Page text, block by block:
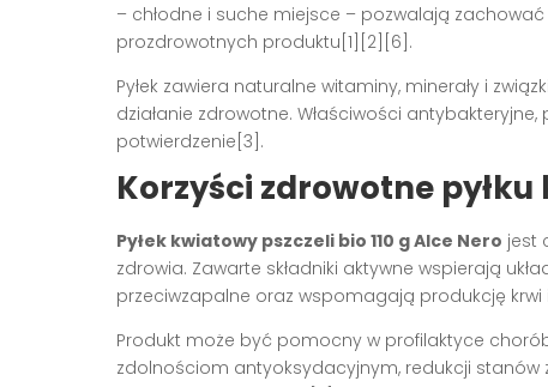
– chłodne i suche miejsce – pozwalają
prozdrowotnych produktu[1][2][6].
Pyłek zawiera naturalne witaminy, minerały i
działanie zdrowotne. Właściwości
potwierdzenie[3].
Korzyści zdrowotne
Pyłek kwiatowy pszczeli bio 110 g Alce Nero jest
zdrowia. Zawarte składniki aktywne wspierają
przeciwzapalne oraz wspomagają produkcję
Produkt może być pomocny w profilaktyce
zdolnościom antyoksydacyjnym, redukcji